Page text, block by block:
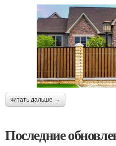
читать дальше →
Последние